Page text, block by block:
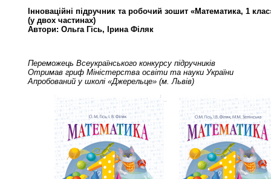
Інноваційні підручник та робочий зошит «Математика, 1
(у двох частинах)
Автори: Ольга Гісь, Ірина Філяк
Переможець Всеукраїнського конкурсу підручників
Отримав гриф Міністерства освіти та науки України
Апробований у школі «Джерельце» (м. Львів)